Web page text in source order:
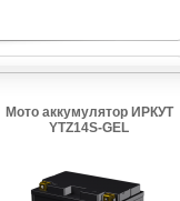
Мото аккумулятор ИРКУТ
YTZ14S-GEL